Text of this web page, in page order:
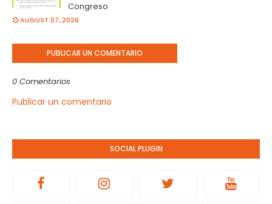
Congreso
AUGUST 07, 2026
PUBLICAR UN COMENTARIO
0 Comentarios
Publicar un comentario
SOCIAL PLUGIN